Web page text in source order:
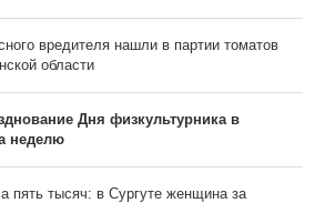
вредителя нашли в партии томатов
области
Дня физкультурника в
неделю
пять тысяч: в Сургуте женщина за